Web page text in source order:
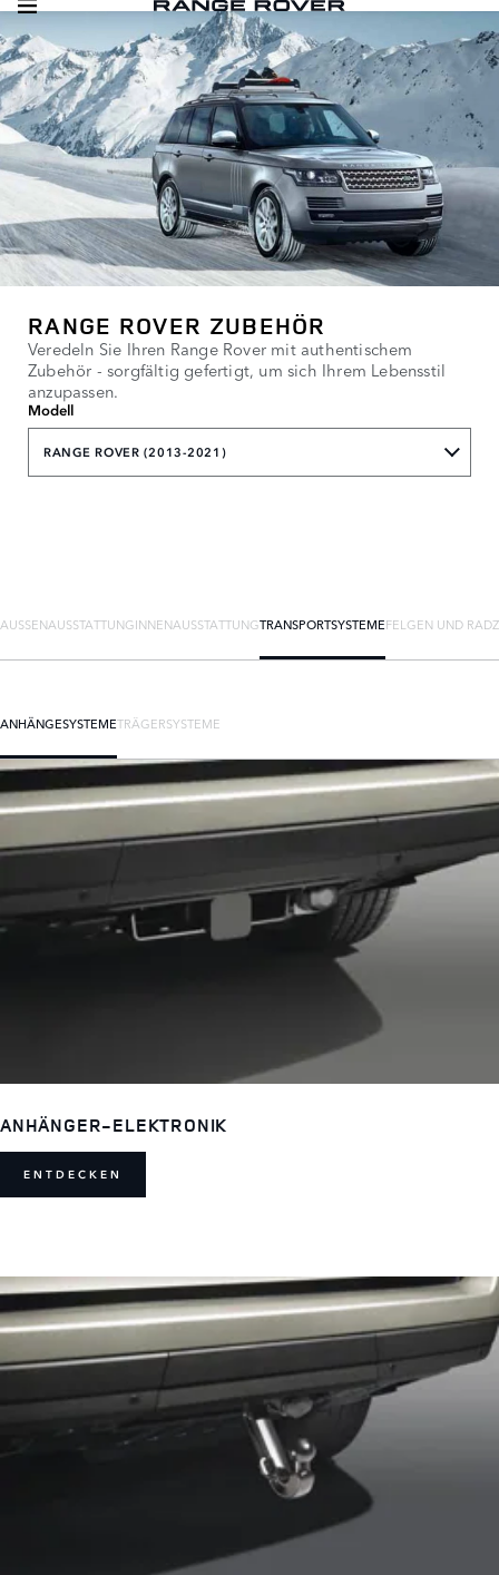
RANGE ROVER ZUBEHÖR
Veredeln Sie Ihren Range Rover mit authentischem
Zubehör - sorgfältig gefertigt, um sich Ihrem Lebensstil
anzupassen.
Modell
RANGE ROVER (2013-2021)
AUSSENAUSSTATTUNG INNENAUSSTATTUNGTRANSPORTSYSTEMEFELGEN UND
ANHÄNGESYSTEMETRÄGERSYSTEME
ANHÄNGER-ELEKTRONIK
ENTDECKEN